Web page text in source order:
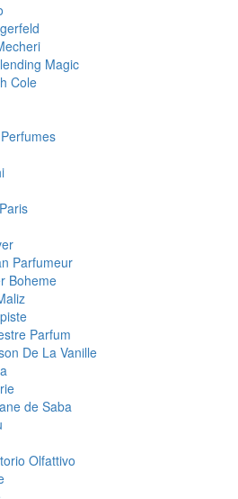
Magic
Cole
Parfumeur
Boheme
Parfum
De La Vanille
de Saba
Olfattivo